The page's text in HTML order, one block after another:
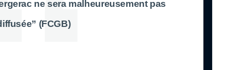
ne sera malheureusement pas
(FCGB)